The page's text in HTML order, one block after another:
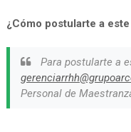
¿Cómo postularte a
Para postularte a
Personal de